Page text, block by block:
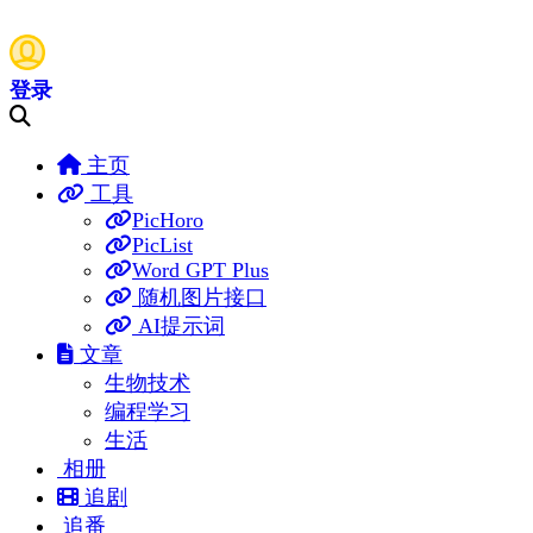
登录
主页
工具
PicHoro
PicList
Word GPT Plus
随机图片接口
AI提示词
文章
生物技术
编程学习
生活
相册
追剧
追番